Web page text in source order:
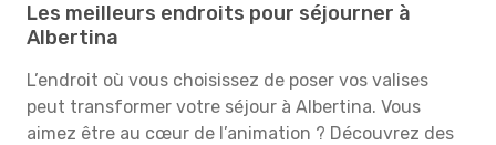
Les meilleurs endroits pour séjourner à
Albertina
L’endroit où vous choisissez de poser vos valises
peut transformer votre séjour à Albertina. Vous
aimez être au cœur de l’animation ? Découvrez des